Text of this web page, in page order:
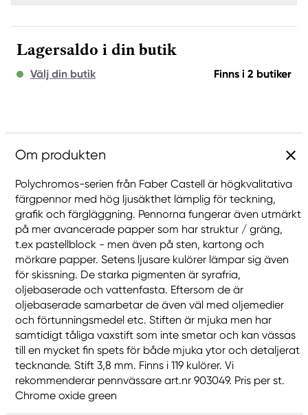
Lagersaldo i din butik
Välj din butik Finns i 2 butiker
Om produkten
Polychromos-serien från Faber Castell är högkvalitativa
färgpennor med hög ljusäkthet lämplig för teckning,
grafik och färgläggning. Pennorna fungerar även utmärkt
på mer avancerade papper som har struktur / gräng,
t.ex pastellblock - men även på sten, kartong och
mörkare papper. Setens ljusare kulörer lämpar sig även
för skissning. De starka pigmenten är syrafria,
oljebaserade och vattenfasta. Eftersom de är
oljebaserade samarbetar de även väl med oljemedier
och förtunningsmedel etc. Stiften är mjuka men har
samtidigt tåliga vaxstift som inte smetar och kan vässas
till en mycket fin spets för både mjuka ytor och detaljerat
tecknande. Stift 3,8 mm. Finns i 119 kulörer. Vi
rekommenderar pennvässare art.nr 903049. Pris per st.
Chrome oxide green